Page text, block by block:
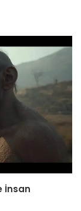
İnsan